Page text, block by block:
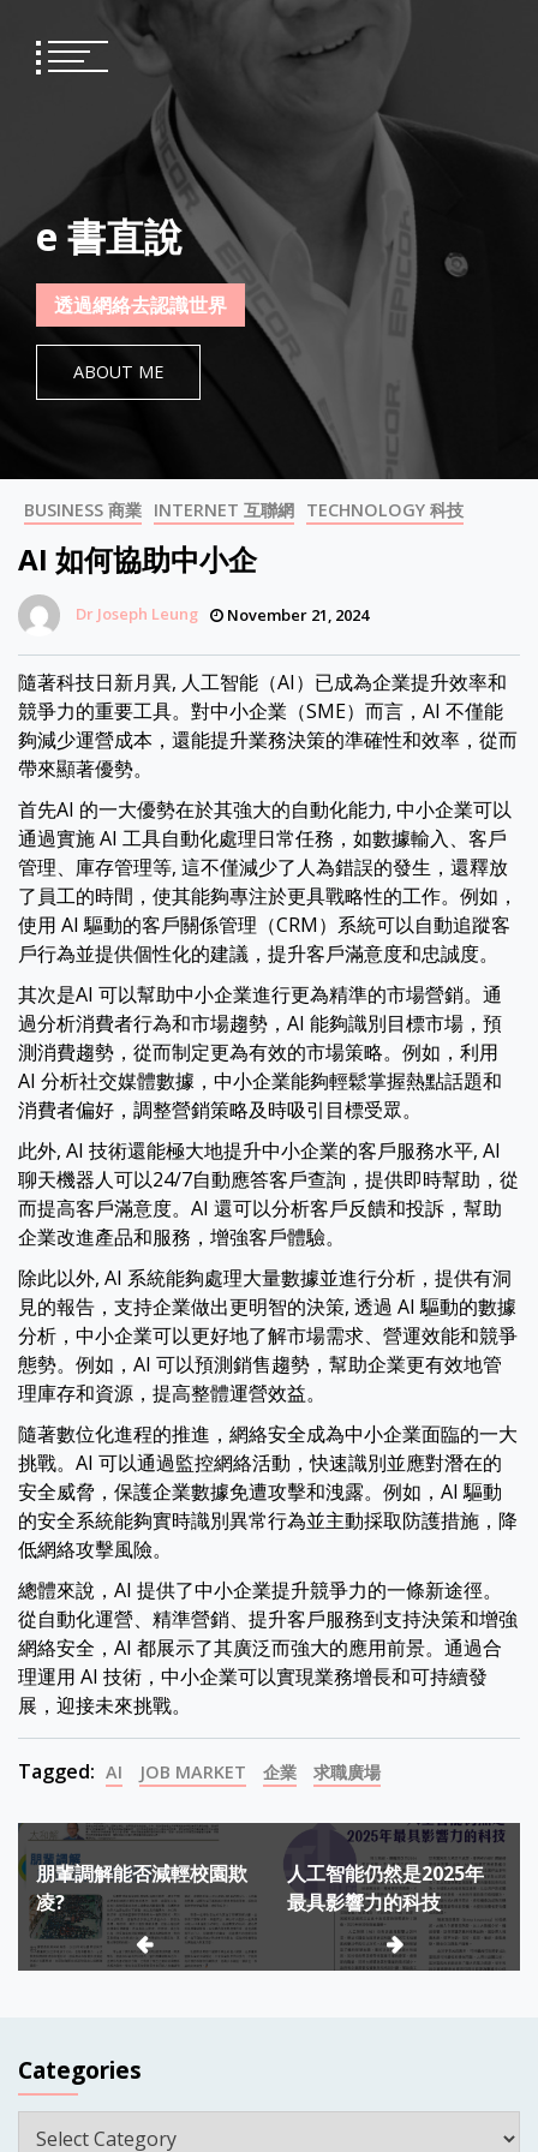
content
e 書直說
透過網絡去認識世界
ABOUT ME
BUSINESS 商業 INTERNET 互聯網 TECHNOLOGY 科技
AI 如何協助中小企
Dr Joseph Leung November 21, 2024
隨著科技日新月異, 人工智能（AI）已成為企業提升效率和
競爭力的重要工具。對中小企業（SME）而言，AI 不僅能
夠減少運營成本，還能提升業務決策的準確性和效率，從而
帶來顯著優勢。
首先AI 的一大優勢在於其強大的自動化能力, 中小企業可以
通過實施 AI 工具自動化處理日常任務，如數據輸入、客戶
管理、庫存管理等, 這不僅減少了人為錯誤的發生，還釋放
了員工的時間，使其能夠專注於更具戰略性的工作。例如，
使用 AI 驅動的客戶關係管理（CRM）系統可以自動追蹤客
戶行為並提供個性化的建議，提升客戶滿意度和忠誠度。
其次是AI 可以幫助中小企業進行更為精準的市場營銷。通
過分析消費者行為和市場趨勢，AI 能夠識別目標市場，預
測消費趨勢，從而制定更為有效的市場策略。例如，利用
AI 分析社交媒體數據，中小企業能夠輕鬆掌握熱點話題和
消費者偏好，調整營銷策略及時吸引目標受眾。
此外, AI 技術還能極大地提升中小企業的客戶服務水平, AI
聊天機器人可以24/7自動應答客戶查詢，提供即時幫助，從
而提高客戶滿意度。AI 還可以分析客戶反饋和投訴，幫助
企業改進產品和服務，增強客戶體驗。
除此以外, AI 系統能夠處理大量數據並進行分析，提供有洞
見的報告，支持企業做出更明智的決策, 透過 AI 驅動的數據
分析，中小企業可以更好地了解市場需求、營運效能和競爭
態勢。例如，AI 可以預測銷售趨勢，幫助企業更有效地管
理庫存和資源，提高整體運營效益。
隨著數位化進程的推進，網絡安全成為中小企業面臨的一大
挑戰。AI 可以通過監控網絡活動，快速識別並應對潛在的
安全威脅，保護企業數據免遭攻擊和洩露。例如，AI 驅動
的安全系統能夠實時識別異常行為並主動採取防護措施，降
低網絡攻擊風險。
總體來說，AI 提供了中小企業提升競爭力的一條新途徑。
從自動化運營、精準營銷、提升客戶服務到支持決策和增強
網絡安全，AI 都展示了其廣泛而強大的應用前景。通過合
理運用 AI 技術，中小企業可以實現業務增長和可持續發
展，迎接未來挑戰。
Tagged: AI JOB MARKET 企業 求職廣場
Post
navigation
朋輩調解能否減輕校園欺
凌?
人工智能仍然是2025年
最具影響力的科技
Categories
Categories